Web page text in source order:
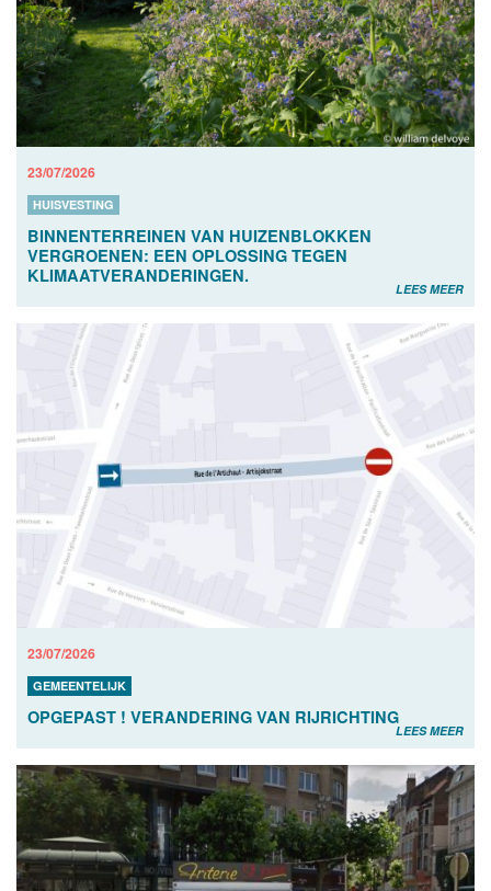
23/07/2026
HUISVESTING
BINNENTERREINEN VAN HUIZENBLOKKEN
VERGROENEN: EEN OPLOSSING TEGEN
KLIMAATVERANDERINGEN.
LEES MEER
23/07/2026
GEMEENTELIJK
OPGEPAST ! VERANDERING VAN RIJRICHTING
LEES MEER